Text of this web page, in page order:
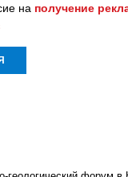
на получение